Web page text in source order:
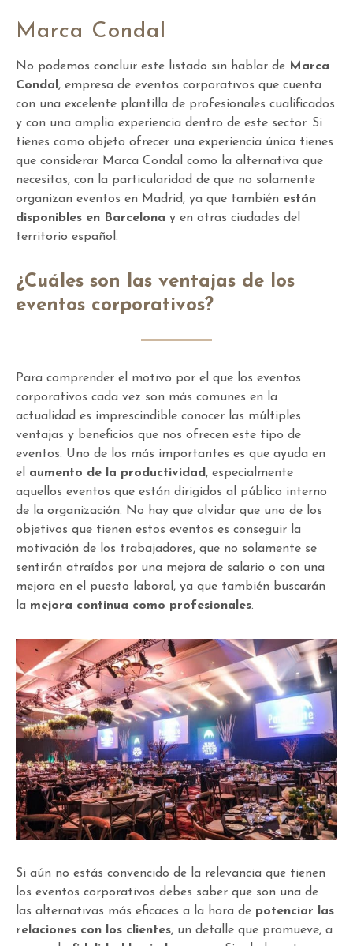
Marca Condal
No podemos concluir este listado sin hablar de Marca
Condal , empresa de eventos corporativos que cuenta
con una excelente plantilla de profesionales cualificados
y con una amplia experiencia dentro de este sector. Si
tienes como objeto ofrecer una experiencia única tienes
que considerar Marca Condal como la alternativa que
necesitas, con la particularidad de que no solamente
organizan eventos en Madrid, ya que también están
disponibles en Barcelona y en otras ciudades del
territorio español.
¿Cuáles son las ventajas de los
eventos corporativos?
Para comprender el motivo por el que los eventos
corporativos cada vez son más comunes en la
actualidad es imprescindible conocer las múltiples
ventajas y beneficios que nos ofrecen este tipo de
eventos. Uno de los más importantes es que ayuda en
el aumento de la productividad , especialmente
aquellos eventos que están dirigidos al público interno
de la organización. No hay que olvidar que uno de los
objetivos que tienen estos eventos es conseguir la
motivación de los trabajadores, que no solamente se
sentirán atraídos por una mejora de salario o con una
mejora en el puesto laboral, ya que también buscarán
la mejora continua como profesionales.
Si aún no estás convencido de la relevancia que tienen
los eventos corporativos debes saber que son una de
las alternativas más eficaces a la hora de potenciar las
relaciones con los clientes, un detalle que promueve, a